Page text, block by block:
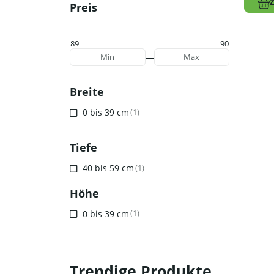
Preis
—
89 90
Breite
0 bis 39 cm(1)
Tiefe
40 bis 59 cm(1)
Höhe
0 bis 39 cm(1)